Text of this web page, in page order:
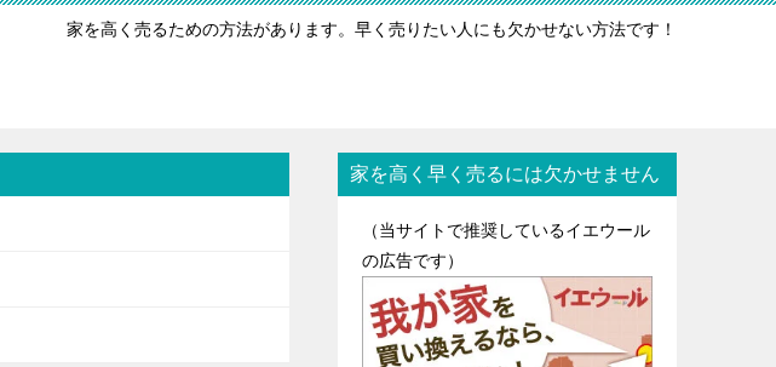
家を高く売るための方法があります。早く売りたい人にも欠かせない方法です！
家を高く早く売るには欠かせません
（当サイトで推奨しているイエウール
の広告です）